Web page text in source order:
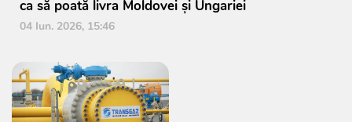
ca să poată livra Moldovei și Ungariei
04 Iun. 2026, 15:46